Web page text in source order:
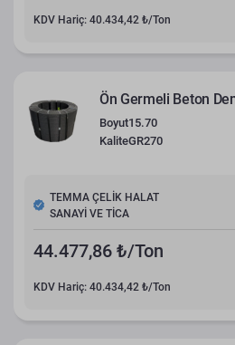
KDV Hariç: 40.434,42 ₺/Ton
Ön Germeli Beton
Boyut15.70
KaliteGR270
TEMMA ÇELİK HALAT
SANAYİ VE TİCA
44.477,86 ₺/Ton
KDV Hariç: 40.434,42 ₺/Ton